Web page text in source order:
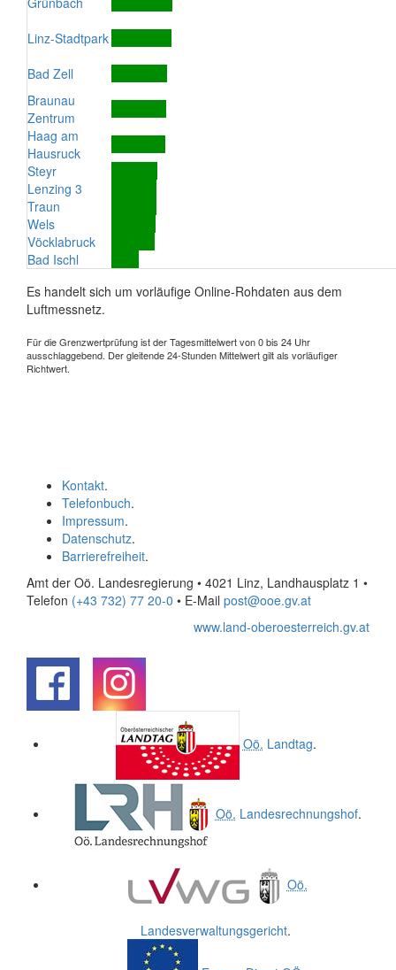
Linz-Stadtpark
Bad Zell
Braunau
Zentrum
Haag am
Hausruck
Steyr
Lenzing 3
Traun
Wels
Vöcklabruck
Bad Ischl
Es handelt sich um vorläufige Online-Rohdaten aus dem
Luftmessnetz.
Für die Grenzwertprüfung ist der Tagesmittelwert von 0 bis 24 Uhr
ausschlaggebend. Der gleitende 24-Stunden Mittelwert gilt als vorläufiger
Richtwert.
Kontakt.
Telefonbuch.
Impressum.
Datenschutz.
Barrierefreiheit.
Amt der Oö. Landesregierung • 4021 Linz, Landhausplatz 1 •
Telefon (+43 732) 77 20-0 • E-Mail post@ooe.gv.at
www.land-oberoesterreich.gv.at
Oö. Landtag.
Oö. Landesrechnungshof.
Oö.
Landesverwaltungsgericht.